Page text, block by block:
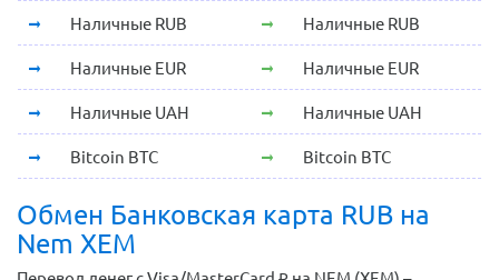
Наличные RUB Наличные RUB
Наличные EUR Наличные EUR
Наличные UAH Наличные UAH
Bitcoin BTC Bitcoin BTC
Обмен Банковская карта RUB на
Nem XEM